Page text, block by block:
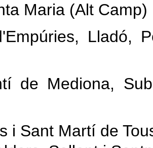
Maria (Alt
Lladó,
de Mediona,
i Sant Martí de